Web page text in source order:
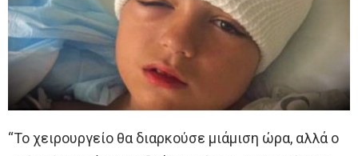
“Το χειρουργείο θα διαρκούσε μιάμιση ώρα, αλλά ο